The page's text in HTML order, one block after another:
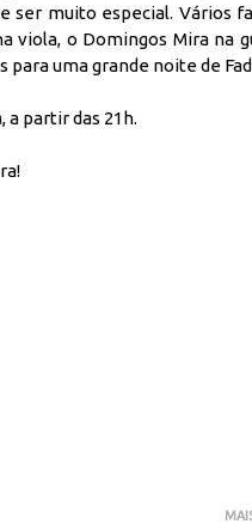
ser muito especial. Vários
viola, o Domingos Mira na
para uma grande noite de
a partir das 21h.